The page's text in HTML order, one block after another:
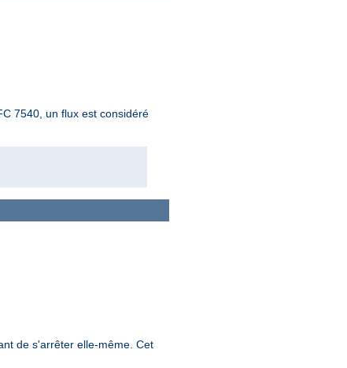
7540, un flux est considéré
de s'arrêter elle-même. Cet